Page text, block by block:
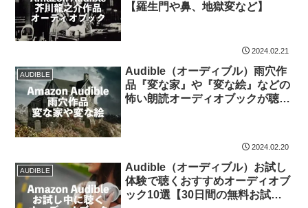
【羅生門や鼻、地獄変など】
2024.02.21
AUDIBLE
Audible（オーディブル）雨穴作
品『変な家』や『変な絵』などの
怖い朗読オーディオブックが聴き
2024.02.20
AUDIBLE
Audible（オーディブル）お試し
体験で聴くおすすめオーディオブ
ック10選【30日間の無料お試し